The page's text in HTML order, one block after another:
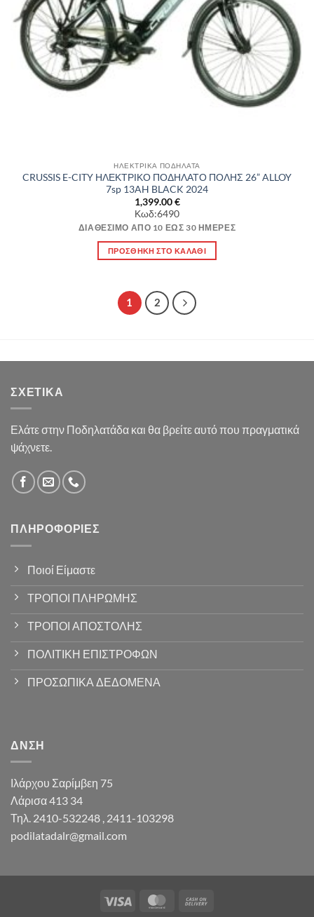
ΗΛΕΚΤΡΙΚΑ ΠΟΔΗΛΑΤΑ
CRUSSIS E-CITY ΗΛΕΚΤΡΙΚΟ ΠΟΔΗΛΑΤΟ ΠΟΛΗΣ 26” ALLOY
7sp 13AH BLACK 2024
1,399.00€
Κωδ:6490
ΔΙΑΘΈΣΙΜΟ ΑΠΌ 10 ΈΩΣ 30 ΗΜΈΡΕΣ
ΠΡΟΣΘΉΚΗ ΣΤΟ ΚΑΛΆΘΙ
1 2
ΣΧΕΤΙΚΆ
Ελάτε στην Ποδηλατάδα και θα βρείτε αυτό που πραγματικά
ψάχνετε.
ΠΛΗΡΟΦΟΡΊΕΣ
Ποιοί Είμαστε
ΤΡΟΠΟΙ ΠΛΗΡΩΜΗΣ
ΤΡΟΠΟΙ ΑΠΟΣΤΟΛΗΣ
ΠΟΛΙΤΙΚΗ ΕΠΙΣΤΡΟΦΩΝ
ΠΡΟΣΩΠΙΚΑ ΔΕΔΟΜΕΝΑ
ΔΝΣΗ
Ιλάρχου Σαρίμβεη 75
Λάρισα 413 34
Τηλ. 2410-532248 , 2411-103298
podilatadalr@gmail.com
Visa MasterCard